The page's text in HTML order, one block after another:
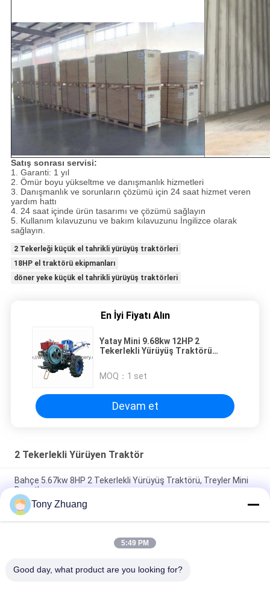
Satış sonrası servisi:
1. Garanti: 1 yıl
2. Ömür boyu yükseltme ve danışmanlık hizmetleri
3. Danışmanlık ve sorunların çözümü için 24 saat hizmet veren
yardım hattı
4. 24 saat içinde ürün tasarımı ve çözümü sağlayın
5. Kullanım kılavuzunu ve bakım kılavuzunu İngilizce olarak
sağlayın.
2 Tekerleği küçük el tahrikli yürüyüş traktörleri
18HP el traktörü ekipmanları
döner yeke küçük el tahrikli yürüyüş traktörleri
En İyi Fiyatı Alın
Yatay Mini 9.68kw 12HP 2
Tekerlekli Yürüyüş Traktörü
MOQ： 1 set
Devam et
2 Tekerlekli Yürüyen Traktör
Bahçe 5.67kw 8HP 2 Tekerlekli Yürüyüş Traktörü, Treyler Mini
Boyutlu
210mm İki Tekerlekli Traktör, CHANGCHAI Motor 20 Hp
Kültivatörlü Mini Traktör
Yatay Mini 9.68kw 12HP 2 Tekerlekli Yürüyüş Traktörü Bahçe
Tony Zhuang
5:49 PM
Good day, what product are you looking for?